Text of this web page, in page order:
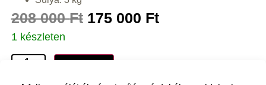
208 000Ft 175 000 Ft
1 készleten